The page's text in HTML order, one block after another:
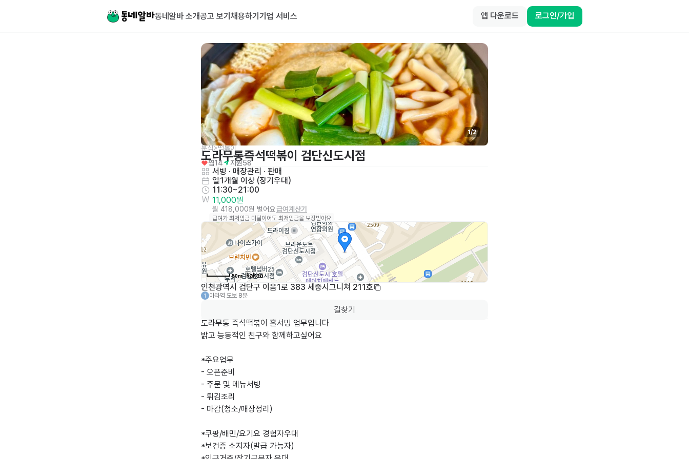
동네알바 소개공고 보기 채용하기 기업 서비스 앱 다운로드 로그인/가입
1/2
분식>떡볶이
도라무통즉석떡볶이 검단신도시점
찜14 지원58
서빙 · 매장관리 · 판매
일1개월 이상 (장기우대)
11:30~21:00
11,000원
월 418,000원 벌어요급여계산기
급여가 최저임금 미달이어도 최저임금을 보장받아요
50m
인천광역시 검단구 이음1로 383 세중시그니쳐 211호
1 아라역 도보 8분
길찾기
도라무통 즉석떡볶이 홀서빙 업무입니다
밝고 능동적인 친구와 함께하고싶어요
*주요업무
- 오픈준비
- 주문 및 메뉴서빙
- 튀김조리
- 마감(청소/매장정리)
*쿠팡/배민/요기요 경험자우대
*보건증 소지자(발급 가능자)